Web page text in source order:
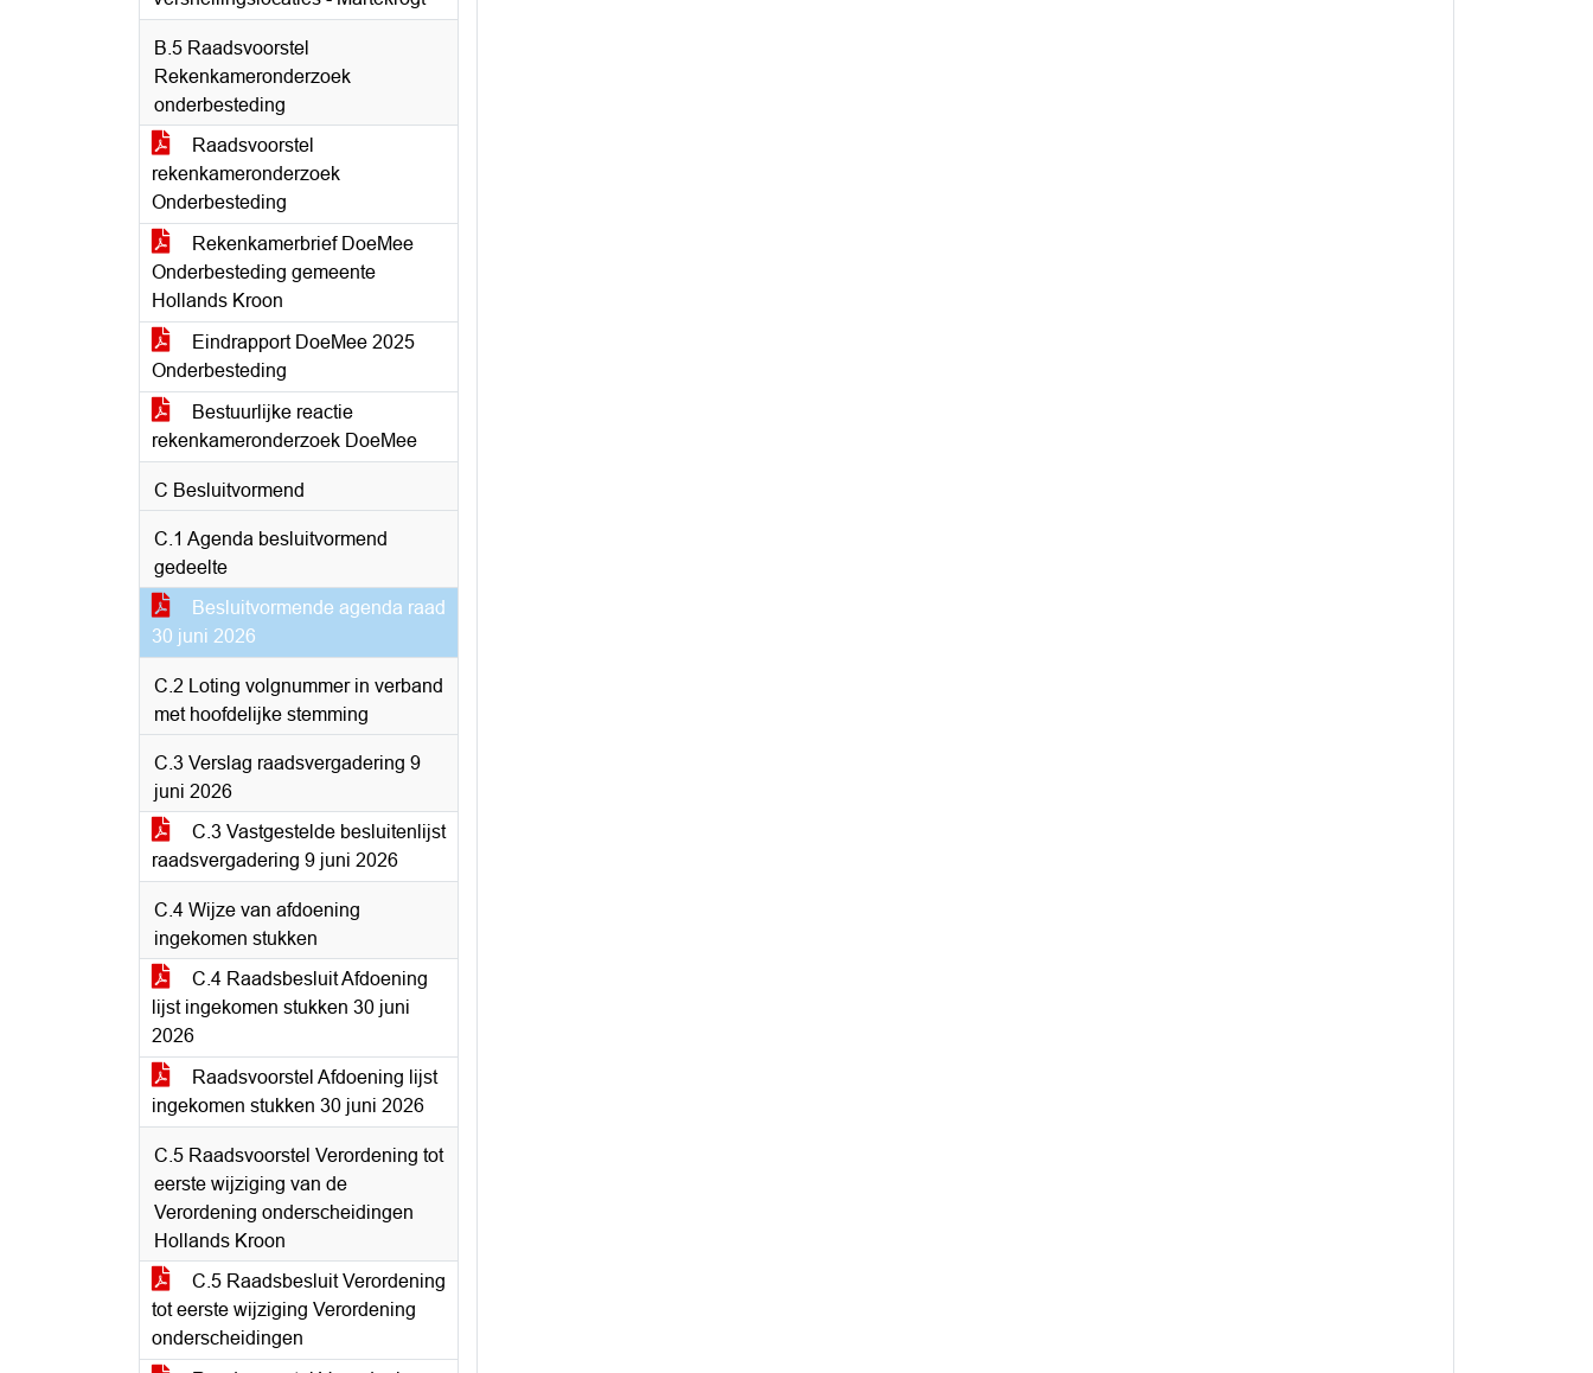
B.5 Raadsvoorstel
Rekenkameronderzoek
onderbesteding
Raadsvoorstel
rekenkameronderzoek
Onderbesteding
Rekenkamerbrief DoeMee
Onderbesteding gemeente
Hollands Kroon
Eindrapport DoeMee 2025
Onderbesteding
Bestuurlijke reactie
rekenkameronderzoek DoeMee
C Besluitvormend
C.1 Agenda besluitvormend
gedeelte
Besluitvormende agenda raad
30 juni 2026
C.2 Loting volgnummer in verband
met hoofdelijke stemming
C.3 Verslag raadsvergadering 9
juni 2026
C.3 Vastgestelde besluitenlijst
raadsvergadering 9 juni 2026
C.4 Wijze van afdoening
ingekomen stukken
C.4 Raadsbesluit Afdoening
lijst ingekomen stukken 30 juni
2026
Raadsvoorstel Afdoening lijst
ingekomen stukken 30 juni 2026
C.5 Raadsvoorstel Verordening tot
eerste wijziging van de
Verordening onderscheidingen
Hollands Kroon
C.5 Raadsbesluit Verordening
tot eerste wijziging Verordening
onderscheidingen